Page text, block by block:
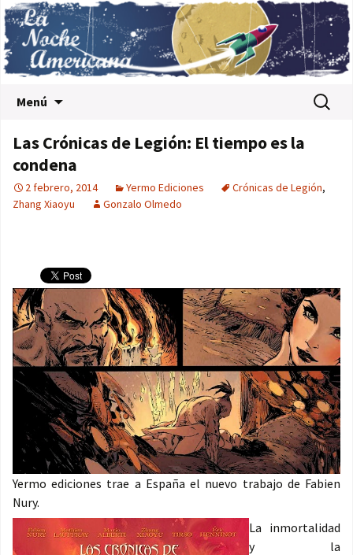
Menú Buscar:
Las Crónicas de Legión: El tiempo es la
condena
2 febrero, 2014 Yermo Ediciones Crónicas de Legión,
Zhang Xiaoyu
Gonzalo Olmedo
Yermo ediciones trae a España el nuevo trabajo de Fabien
Nury.
La inmortalidad
y la